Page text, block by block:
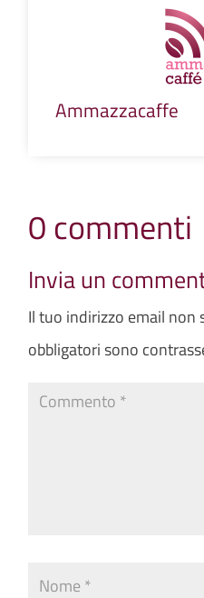
Ammazzacaffe
0 commenti
Invia un
Il tuo indirizzo email non
obbligatori sono